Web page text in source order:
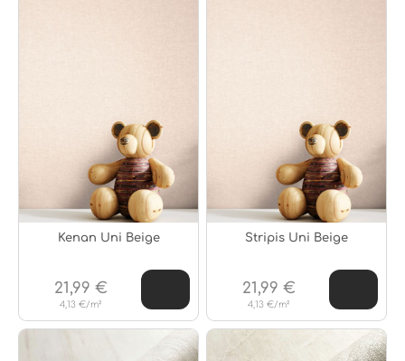
Kenan Uni Beige
4,13 €/m²
21,99 €
Stripis Uni Beige
4,13 €/m²
21,99 €